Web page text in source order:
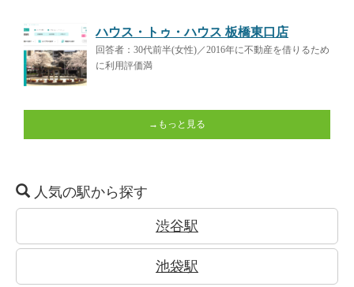
ハウス・トゥ・ハウス 板橋東口店
回答者：30代前半(女性)／2016年に不動産を借りるため
に利用評価満
→もっと見る
人気の駅から探す
渋谷駅
池袋駅